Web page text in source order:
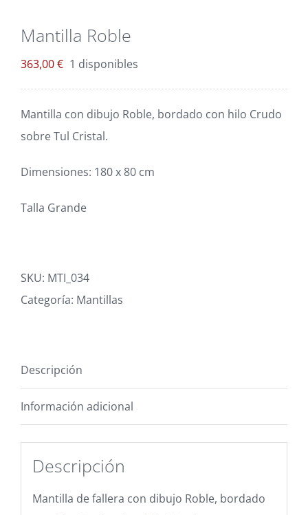
Mantilla Roble
363,00€ 1 disponibles
Mantilla con dibujo Roble, bordado con hilo Crudo
sobre Tul Cristal.
Dimensiones: 180 x 80 cm
Talla Grande
SKU: MTI_034
Categoría: Mantillas
Descripción
Información adicional
Descripción
Mantilla de fallera con dibujo Roble, bordado